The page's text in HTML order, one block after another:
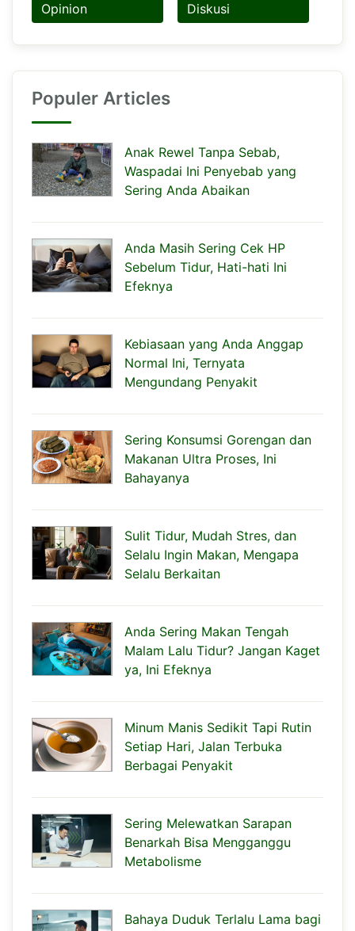
Opinion Diskusi
Populer Articles
Anak Rewel Tanpa Sebab,
Waspadai Ini Penyebab yang
Sering Anda Abaikan
Anda Masih Sering Cek HP
Sebelum Tidur, Hati-hati Ini
Efeknya
Kebiasaan yang Anda Anggap
Normal Ini, Ternyata
Mengundang Penyakit
Sering Konsumsi Gorengan dan
Makanan Ultra Proses, Ini
Bahayanya
Sulit Tidur, Mudah Stres, dan
Selalu Ingin Makan, Mengapa
Selalu Berkaitan
Anda Sering Makan Tengah
Malam Lalu Tidur? Jangan Kaget
ya, Ini Efeknya
Minum Manis Sedikit Tapi Rutin
Setiap Hari, Jalan Terbuka
Berbagai Penyakit
Sering Melewatkan Sarapan
Benarkah Bisa Mengganggu
Metabolisme
Bahaya Duduk Terlalu Lama bagi